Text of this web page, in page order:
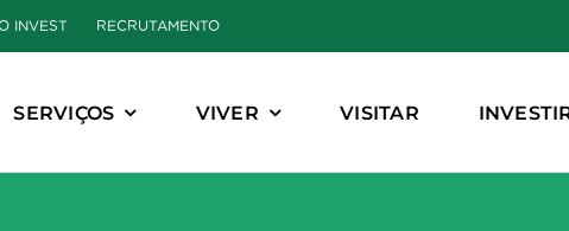
INVEST RECRUTAMENTO
SERVIÇOS VIVER VISITAR